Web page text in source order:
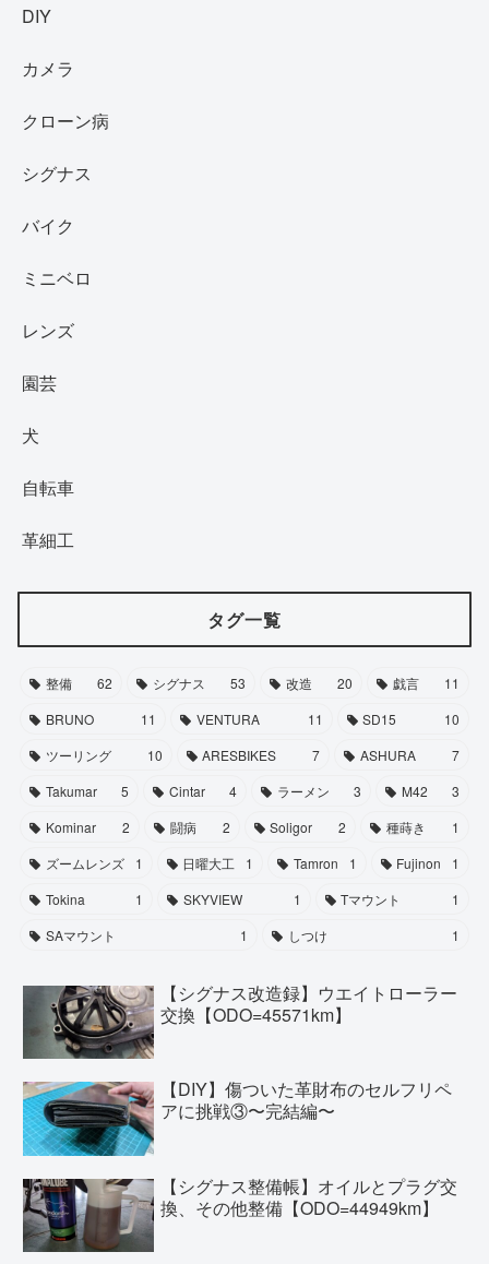
DIY
カメラ
クローン病
シグナス
バイク
ミニベロ
レンズ
園芸
犬
自転車
革細工
タグ一覧
整備 62 シグナス 53 改造 20 戯言
11
BRUNO
11 VENTURA 11 SD15
10
ツーリング
10 ARESBIKES 7 ASHURA
7
Takumar
5 Cintar 4 ラーメン 3 M42
3
Kominar
2 闘病 2 Soligor 2 種蒔き
1
ズームレンズ
1 日曜大工 1 Tamron 1 Fujinon
1
Tokina
1 SKYVIEW 1 Tマウント
1
SAマウント
1 しつけ 1
【シグナス改造録】ウエイトローラー
交換【ODO=45571km】
【DIY】傷ついた革財布のセルフリペ
アに挑戦③〜完結編〜
【シグナス整備帳】オイルとプラグ交
換、その他整備【ODO=44949km】